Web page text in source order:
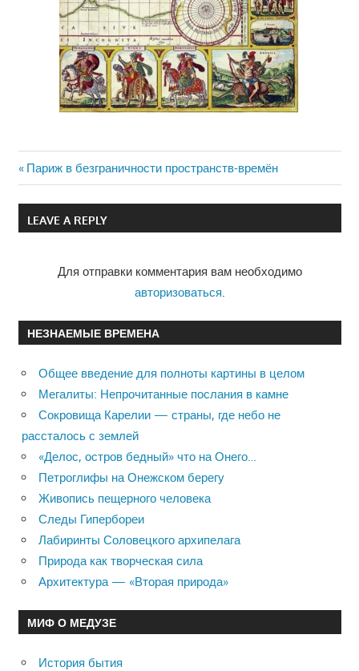
Навигация
по
Previous
Post:
Париж в безграничности пространств-времён
LEAVE A REPLY
Для отправки комментария вам необходимо
авторизоваться
НЕЗНАЕМЫЕ ВРЕМЕНА
Общее введение для полноты картины в целом
Мегалиты: Непрочитанные послания в камне
Сокровища Карелии — страны, где небо не
рассталось с землей
«Делос, остров бедный» что на Онего…
Петроглифы на Онежском берегу
Живопись пещерного человека
Следы Гипербореи
Лабиринты Соловецкого архипелага
Природа как творческая сила
Архитектура — «Вторая природа»
МИФ О МЕДУЗЕ
История бытия